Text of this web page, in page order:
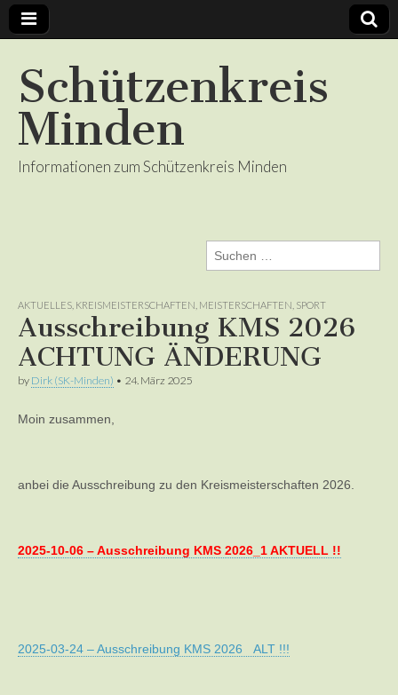
Schützenkreis
Minden
Informationen zum Schützenkreis Minden
Suchen
nach:
AKTUELLES KREISMEISTERSCHAFTEN MEISTERSCHAFTEN SPORT
Ausschreibung KMS 2026
ACHTUNG ÄNDERUNG
by Dirk (SK-Minden) • 24. März 2025
Moin zusammen,
anbei die Ausschreibung zu den Kreismeisterschaften 2026.
2025-10-06 – Ausschreibung KMS 2026_1 AKTUELL !!
2025-03-24 – Ausschreibung KMS 2026 ALT !!!